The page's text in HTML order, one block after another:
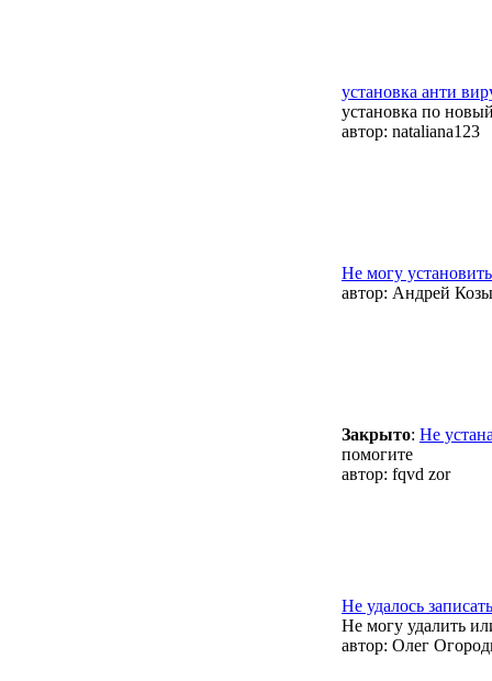
установка анти
установка по
автор: nataliana123
Не могу
автор: Андрей
Закрыто: Не
помогите
автор: fqvd zor
Не удалось
Не могу удалить
автор: Олег